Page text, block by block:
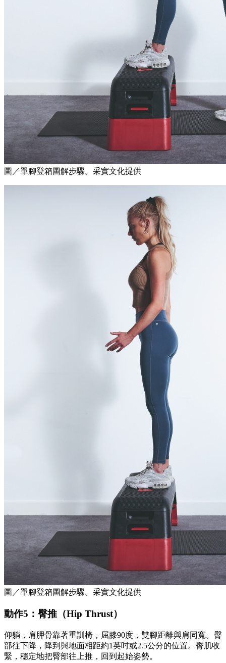
圖／單腳登箱圖解步驟。采實文化提供
圖／單腳登箱圖解步驟。采實文化提供
動作5：臀推（Hip Thrust）
仰躺，肩胛骨靠著重訓椅，屈膝90度，雙腳距離與肩同寬。臀
部往下降，降到與地面相距約1英吋或2.5公分的位置。臀肌收
緊，穩定地把臀部往上推，回到起始姿勢。